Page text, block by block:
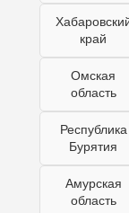
край
Омская
область
Республика
Бурятия
Амурская
область